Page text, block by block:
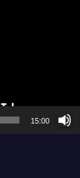
15:00